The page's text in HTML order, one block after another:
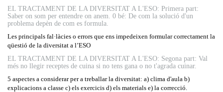
EL TRACTAMENT DE LA DIVERSITAT A L'ESO: Primera part:
Saber on som per entendre on anem. 0 bé: De com la solució d'un
problema depèn de com es formula.
Les principals fal·làcies o errors que ens impedeixen formular correctament la
qüestió de la diversitat a l’ESO
EL TRACTAMENT DE LA DIVERSITAT A L'ESO: Segona part: Val
més no llegir receptes de cuina si no tens gana o no t'agrada cuinar.
5 aspectes a considerar per a treballar la diversitat: a) clima d'aula b)
explicacions a classe c) els exercicis d) els materials e) la correcció.